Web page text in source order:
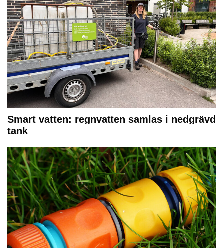
Smart vatten: regnvatten samlas i nedgrävd
tank